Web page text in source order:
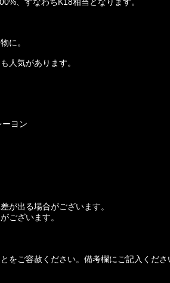
に。
人気があります。
ヨン
が出る場合がございます。
ございます。
をご容赦ください。備考欄にご記入くださ